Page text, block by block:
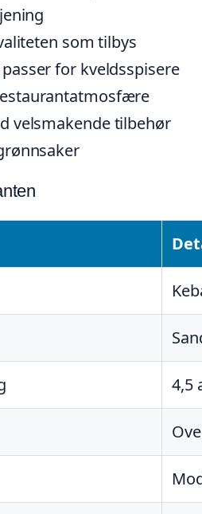
som tilbys
for kveldsspisere
velsmakende tilbehør
4,5